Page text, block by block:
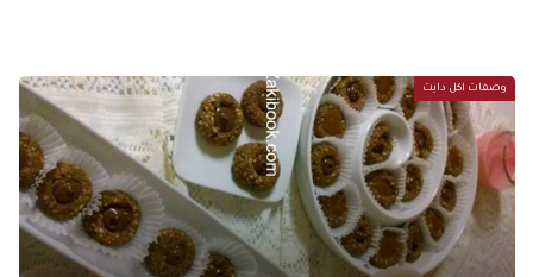
وصفات اكل دايت